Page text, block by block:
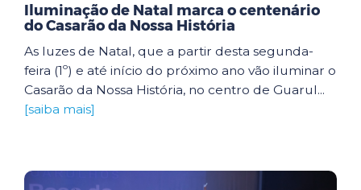
Iluminação de Natal marca o centenário
do Casarão da Nossa História
As luzes de Natal, que a partir desta segunda-
feira (1º) e até início do próximo ano vão iluminar o
Casarão da Nossa História, no centro de Guarul...
[saiba mais]